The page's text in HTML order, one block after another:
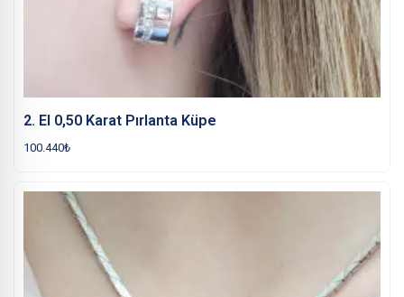
2. El 0,50 Karat Pırlanta Küpe
100.440₺